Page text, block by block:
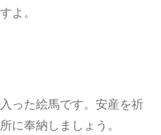
よ。
った絵馬です。安産を祈
に奉納しましょう。